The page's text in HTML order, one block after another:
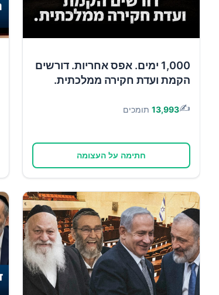
1,000 ימים. אפס אחריות. דורשים
הקמת ועדת חקירה ממלכתית.
✍️
13,993 תומכים
חתימה על העצומה